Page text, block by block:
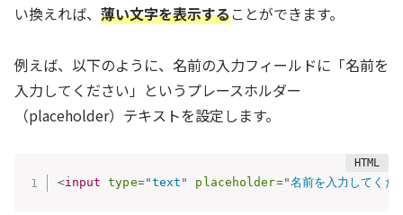
い換えれば、 薄い文字を表示することができます。
例えば、以下のように、名前の入力フィールドに「名前を
入力してください」というプレースホルダー
（placeholder）テキストを設定します。
<input type="text " placeholder="名前を入力してくだ